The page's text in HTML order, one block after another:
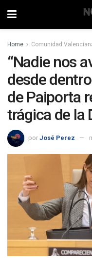
Home Comunidad
“Nadie nos
desde
de Paiporta
trágica de la
por José Perez